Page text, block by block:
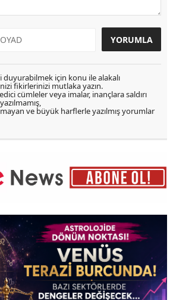
duyurabilmek için konu ile alakalı
fikirlerinizi mutlaka yazın.
cümleler veya imalar, inançlara saldırı
ve büyük harflerle yazılmış yorumlar